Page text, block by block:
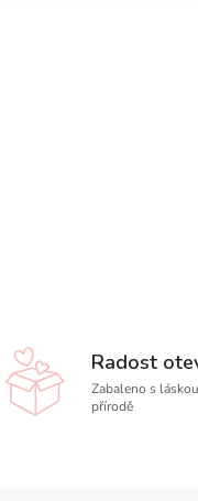
Radost
Zabaleno s
přírodě